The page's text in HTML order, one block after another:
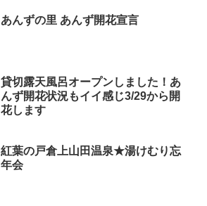
あんずの里 あんず開花宣言
貸切露天風呂オープンしました！あ
んず開花状況もイイ感じ3/29から開
花します
紅葉の戸倉上山田温泉★湯けむり忘
年会